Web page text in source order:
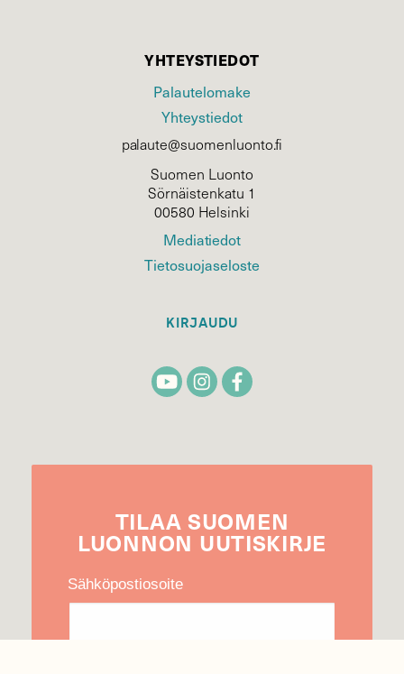
YHTEYSTIEDOT
Palautelomake
Yhteystiedot
palaute@suomenluonto.fi
Suomen Luonto
Sörnäistenkatu 1
00580 Helsinki
Mediatiedot
Tietosuojaseloste
KIRJAUDU
TILAA SUOMEN
LUONNON UUTIS­KIRJE
Sähköpostiosoite